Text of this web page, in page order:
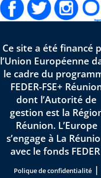
Ce site a été financé
l’Union Européenne
le cadre du
FEDER-FSE+
dont l’Autorité de
gestion est la
Réunion. L’Europe
s’engage à La
avec le fonds FEDER
Polique de confidentialité |